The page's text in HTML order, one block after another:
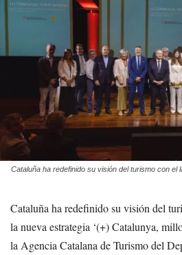
Cataluña ha redefinido su visión del turismo con el
Cataluña ha redefinido su visión del
la nueva estrategia ‘(+) Catalunya,
la Agencia Catalana de Turismo del